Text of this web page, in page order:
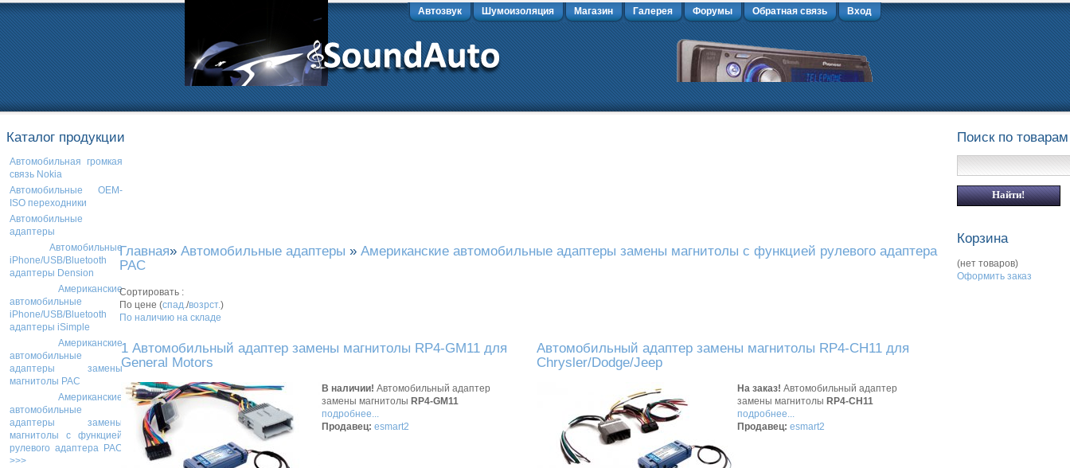
Автозвук Шумоизоляция Магазин Галерея Форумы Обратная связь Вход
Каталог продукции
Автомобильная громкая
связь Nokia
Автомобильные OEM-
ISO переходники
Автомобильные
адаптеры
Автомобильные
iPhone/USB/Bluetooth
адаптеры Dension
Американские
автомобильные
iPhone/USB/Bluetooth
адаптеры iSimple
Американские
автомобильные
адаптеры замены
магнитолы PAC
Американские
автомобильные
адаптеры замены
магнитолы с функцией
рулевого адаптера PAC
>>>
Главная» Автомобильные адаптеры » Американские автомобильные адаптеры замены магнитолы с функцией рулевого адаптера
PAC
Сортировать :
По цене (спад./возрст.)
По наличию на складе
1 Автомобильный адаптер замены магнитолы RP4-GM11 для
General Motors
В наличии! Автомобильный адаптер
замены магнитолы RP4-GM11
подробнее...
Продавец: esmart2
Автомобильный адаптер замены магнитолы RP4-CH11 для
Chrysler/Dodge/Jeep
На заказ! Автомобильный адаптер
замены магнитолы RP4-CH11
подробнее...
Продавец: esmart2
Поиск по товарам
Корзина
(нет товаров)
Оформить заказ